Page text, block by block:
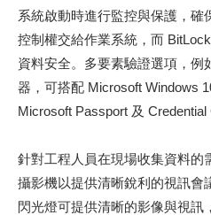
系統啟動時進行監控與保護，確
控制權交給作業系統，而
資料安全。多要素驗證選項，例
器，可搭配 Microsoft Windows
Microsoft Passport 及 Credential
針對工程人員在現場收集資料的
攝影機以提供清晰銳利的視訊會
閃光燈可提供清晰的影像與視訊